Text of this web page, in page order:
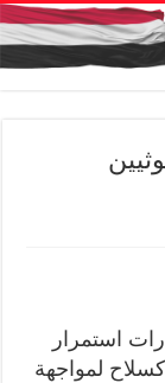
استمرار
لمواجهة